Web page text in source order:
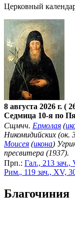
Церковный
8 августа 2026 г. (
Седмица 10-я по
Сщмчч. Ермолая (
Никомидийских (ок.
Моисея (икона)
пресвитера (1937).
Прп.: Гал., 213 зач.,
Рим., 119 зач., XV,
Благочиния